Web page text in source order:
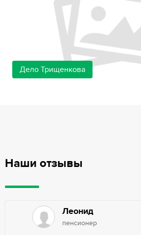
Дело Трищенкова
Наши отзывы
Леонид
пенсионер